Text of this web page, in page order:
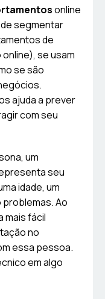
online
segmentar
de
se usam
se são
ajuda a prever
com seu
um
seu
idade, um
Ao
mais fácil
no
essa pessoa.
em algo